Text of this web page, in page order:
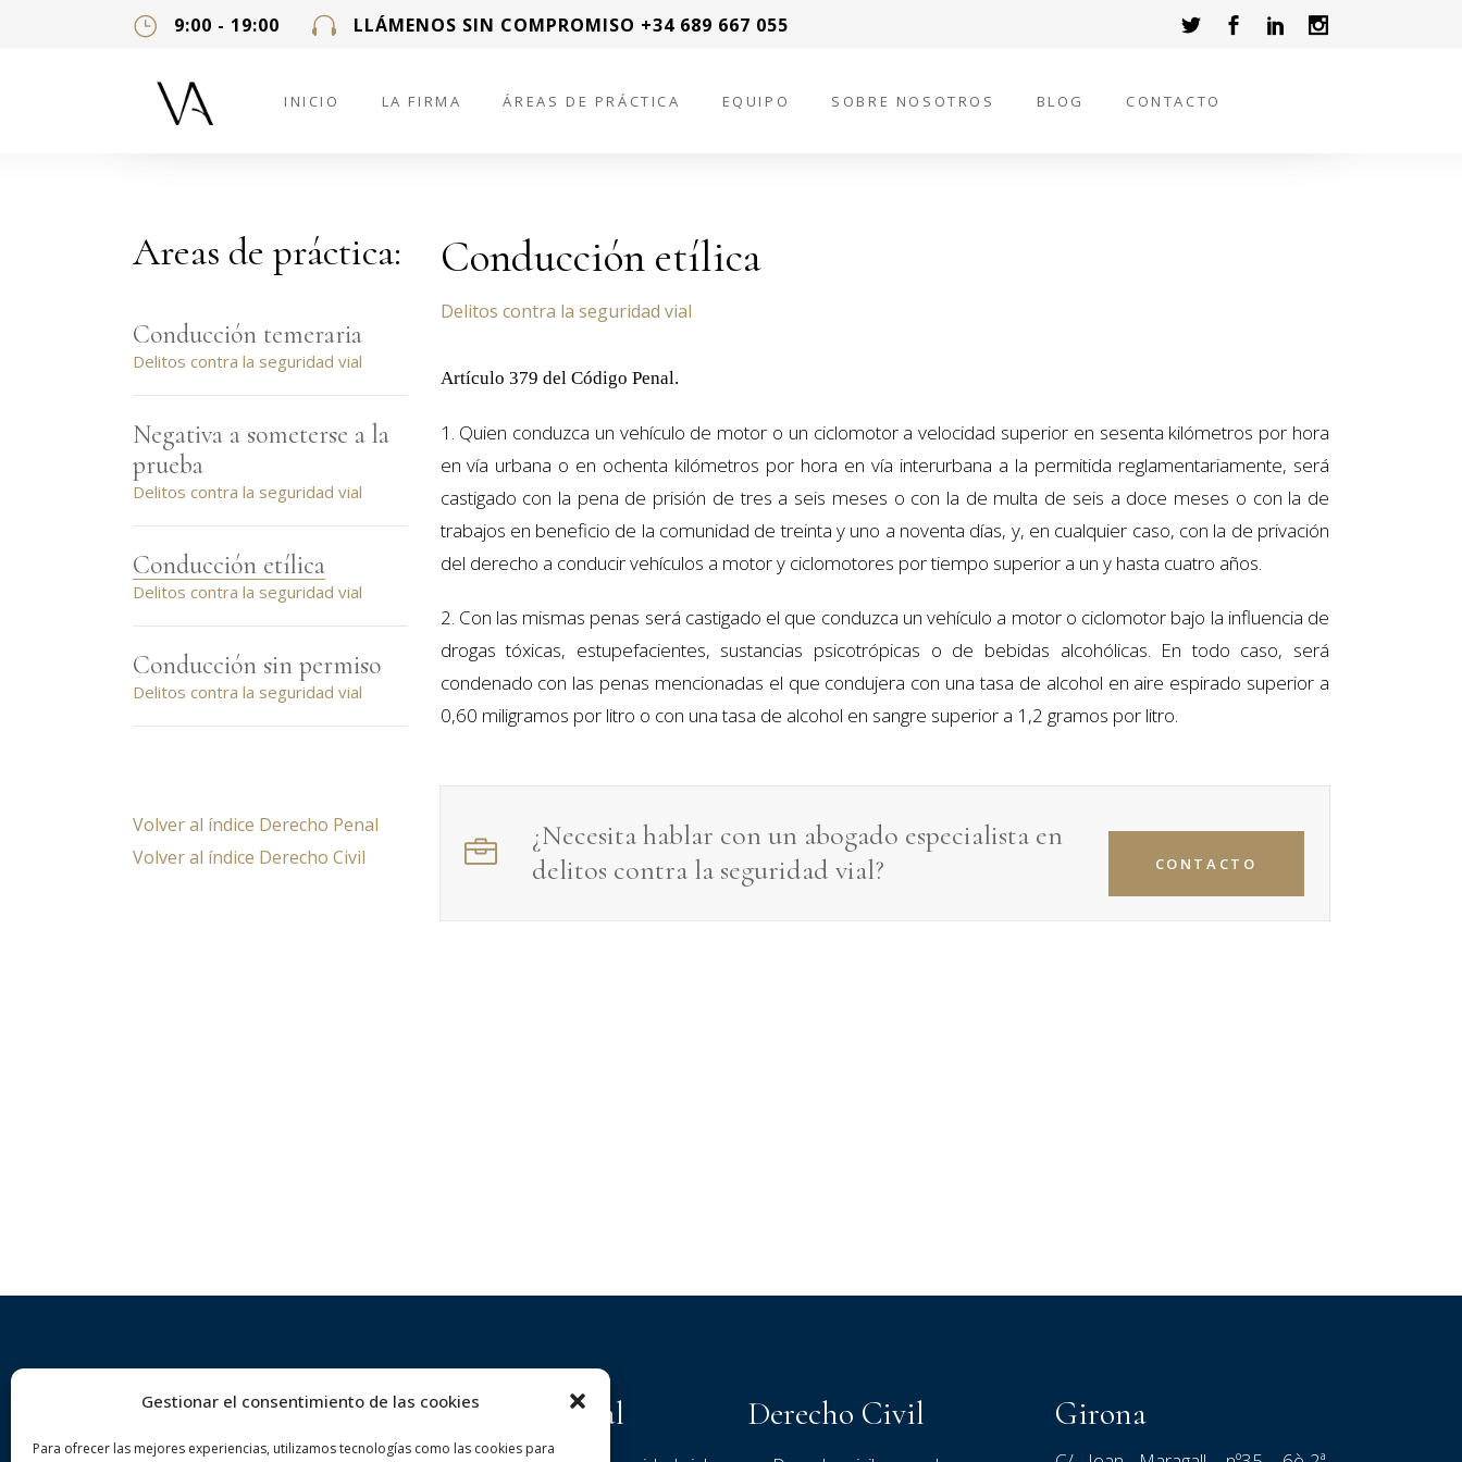
Gestionar el consentimiento de las cookies
Para ofrecer las mejores experiencias, utilizamos tecnologías como las cookies para
9:00 - 19:00 LLÁMENOS SIN COMPROMISO +34 689 667 055
INICIO LA FIRMA ÁREAS DE PRÁCTICA EQUIPO SOBRE NOSOTROS BLOG CONTACTO
Conducción etílica
Delitos contra la seguridad vial
Artículo 379 del Código Penal.
1. Quien conduzca un vehículo de motor o un ciclomotor a velocidad superior en sesenta kilómetros por hora
en vía urbana o en ochenta kilómetros por hora en vía interurbana a la permitida reglamentariamente, será
castigado con la pena de prisión de tres a seis meses o con la de multa de seis a doce meses o con la de
trabajos en beneficio de la comunidad de treinta y uno a noventa días, y, en cualquier caso, con la de privación
del derecho a conducir vehículos a motor y ciclomotores por tiempo superior a un y hasta cuatro años.
2. Con las mismas penas será castigado el que conduzca un vehículo a motor o ciclomotor bajo la influencia de
drogas tóxicas, estupefacientes, sustancias psicotrópicas o de bebidas alcohólicas. En todo caso, será
condenado con las penas mencionadas el que condujera con una tasa de alcohol en aire espirado superior a
0,60 miligramos por litro o con una tasa de alcohol en sangre superior a 1,2 gramos por litro.
¿Necesita hablar con un abogado especialista en
delitos contra la seguridad vial? CONTACTO
Areas de práctica:
Conducción temeraria
Delitos contra la seguridad vial
Negativa a someterse a la
prueba
Delitos contra la seguridad vial
Conducción etílica
Delitos contra la seguridad vial
Conducción sin permiso
Delitos contra la seguridad vial
Volver al índice Derecho Penal
Volver al índice Derecho Civil
Sobre nosotros Derecho Penal Derecho Civil Girona